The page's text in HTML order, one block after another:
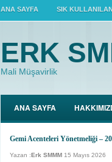
ANA SAYFA SIK
ERK
Mali Müşavirlik
ANA SAYFA
Gemi Acenteleri Yönetmeliği –
Yazan :Erk SMMM 15 Mayıs 2026